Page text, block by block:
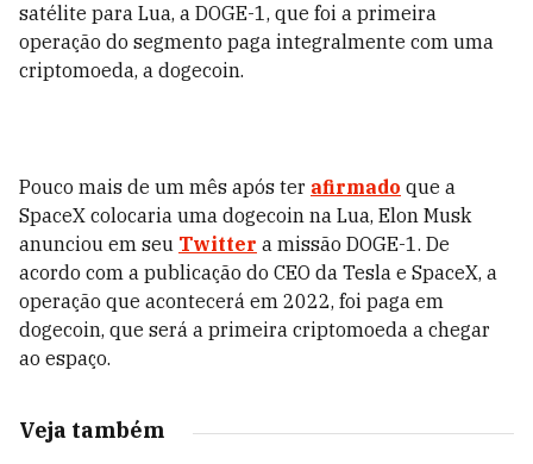
satélite para Lua, a DOGE-1, que foi a primeira
operação do segmento paga integralmente com uma
criptomoeda, a dogecoin.
Pouco mais de um mês após ter afirmado que a
SpaceX colocaria uma dogecoin na Lua, Elon Musk
anunciou em seu Twitter a missão DOGE-1. De
acordo com a publicação do CEO da Tesla e SpaceX, a
operação que acontecerá em 2022, foi paga em
dogecoin, que será a primeira criptomoeda a chegar
ao espaço.
Veja também